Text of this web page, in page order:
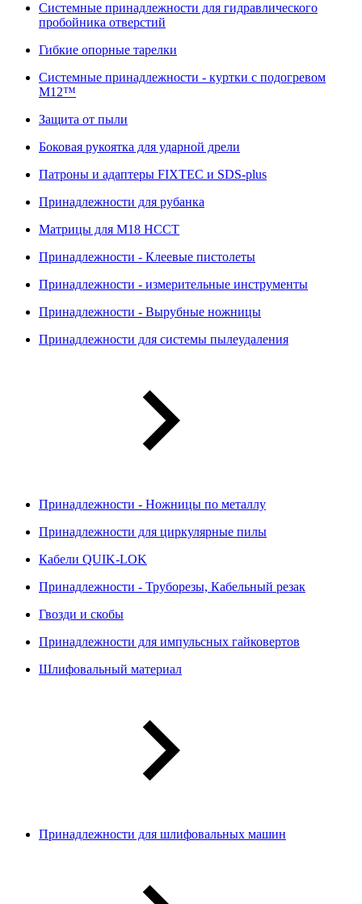
Системные принадлежности для гидравлического
пробойника отверстий
Гибкие опорные тарелки
Системные принадлежности - куртки с подогревом
M12™
Защита от пыли
Боковая рукоятка для ударной дрели
Патроны и адаптеры FIXTEC и SDS-plus
Принадлежности для рубанка
Матрицы для M18 HCCT
Принадлежности - Клеевые пистолеты
Принадлежности - измерительные инструменты
Принадлежности - Вырубные ножницы
Принадлежности для системы пылеудаления
Принадлежности - Ножницы по металлу
Принадлежности для циркулярные пилы
Кабели QUIK-LOK
Принадлежности - Труборезы, Кабельный резак
Гвозди и скобы
Принадлежности для импульсных гайковертов
Шлифовальный материал
Принадлежности для шлифовальных машин